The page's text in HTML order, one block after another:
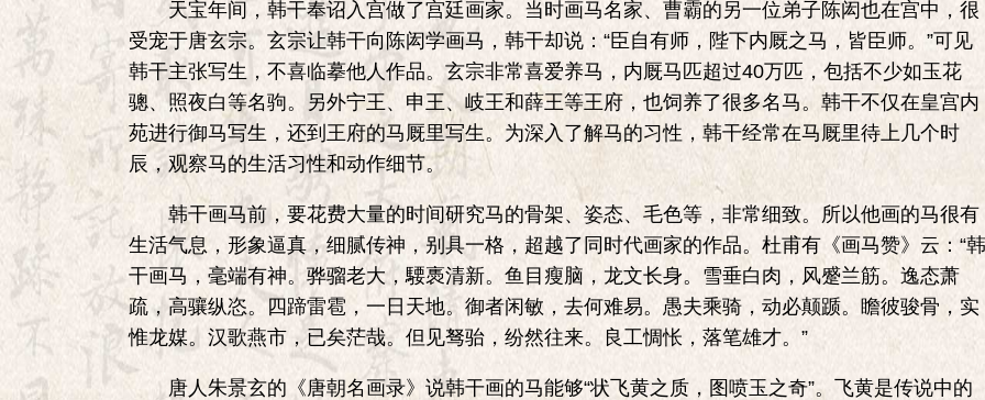
天宝年间，韩干奉诏入宫做了宫廷画家。当时画马名家、曹霸的另一位弟子陈闳也在宫中，很
受宠于唐玄宗。玄宗让韩干向陈闳学画马，韩干却说：“臣自有师，陛下内厩之马，皆臣师。”可见
韩干主张写生，不喜临摹他人作品。玄宗非常喜爱养马，内厩马匹超过40万匹，包括不少如玉花
骢、照夜白等名驹。另外宁王、申王、岐王和薛王等王府，也饲养了很多名马。韩干不仅在皇宫内
苑进行御马写生，还到王府的马厩里写生。为深入了解马的习性，韩干经常在马厩里待上几个时
辰，观察马的生活习性和动作细节。
韩干画马前，要花费大量的时间研究马的骨架、姿态、毛色等，非常细致。所以他画的马很有
生活气息，形象逼真，细腻传神，别具一格，超越了同时代画家的作品。杜甫有《画马赞》云：“韩
干画马，毫端有神。骅骝老大，騕褭清新。鱼目瘦脑，龙文长身。雪垂白肉，风蹙兰筋。逸态萧
疏，高骧纵恣。四蹄雷雹，一日天地。御者闲敏，去何难易。愚夫乘骑，动必颠踬。瞻彼骏骨，实
惟龙媒。汉歌燕市，已矣茫哉。但见驽骀，纷然往来。良工惆怅，落笔雄才。”
唐人朱景玄的《唐朝名画录》说韩干画的马能够“状飞黄之质，图喷玉之奇”。飞黄是传说中的